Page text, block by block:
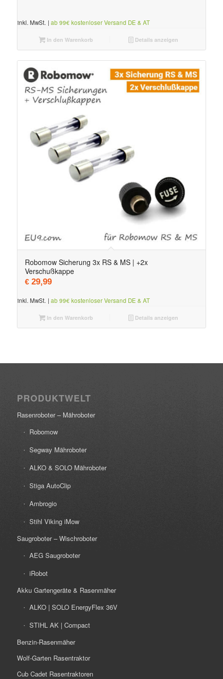
inkl. MwSt. | ab 99€ kostenloser Versand DE & AT
In den Warenkorb Details anzeigen
Robomow Sicherung 3x RS & MS | +2x
Verschußkappe
€29,99
inkl. MwSt. | ab 99€ kostenloser Versand DE & AT
In den Warenkorb Details anzeigen
PRODUKTWELT
Rasenroboter – Mähroboter
Robomow
Segway Mähroboter
ALKO & SOLO Mähroboter
Stiga AutoClip
Ambrogio
Stihl Viking iMow
Saugroboter – Wischroboter
AEG Saugroboter
iRobot
Akku Gartengeräte & Rasenmäher
ALKO | SOLO EnergyFlex 36V
STIHL AK | Compact
Benzin-Rasenmäher
Wolf-Garten Rasentraktor
Cub Cadet Rasentraktoren